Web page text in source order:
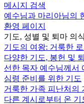
메시지 검색
예수님과 마리아님의
환영 페이지
기도, 성별 및 퇴마 의식
기도의 여왕: 거룩한
다양한 기도, 봉헌 및
선한 목자 예수님께서
심령 준비를 위한 기도
거룩한 가족 피난처의
다른 계시로부터 온 기